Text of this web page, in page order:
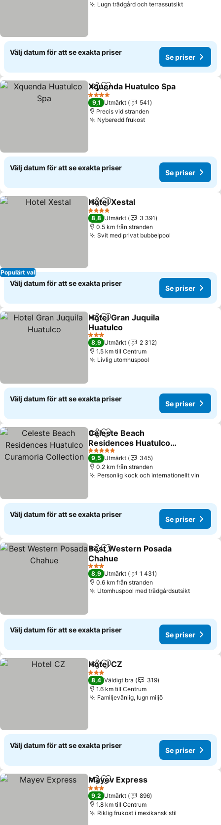
Lugn trädgård och terrassutsiktSe priser
Välj datum för att se exakta priser
Se priser
Dela Lägg till i Mina Favoriter
Xquenda Huatulco Spa
4 Stjärnor
9,1 Utmärkt
541
Precis vid stranden
Nyberedd frukostSe priser
Välj datum för att se exakta priser
Se priser
Populärt val
Dela Lägg till i Mina Favoriter
Hotel Xestal
4 Stjärnor
8,8 Utmärkt
3 391
0.5 km från stranden
Svit med privat bubbelpool
Välj datum för att se exakta priser
Se priser
Dela Lägg till i Mina Favoriter
Hotel Gran Juquila
Huatulco
Se priser
3 Stjärnor
8,9 Utmärkt
2 312
1.5 km till Centrum
Livlig utomhuspool
Välj datum för att se exakta priser
Se priser
Dela Lägg till i Mina Favoriter
Celeste Beach
Residences Huatulco
Curamoria Collection
Se priser
5 Stjärnor
9,5 Utmärkt
345
0.2 km från stranden
Personlig kock och internationellt vin
Välj datum för att se exakta priser
Se priser
Dela Lägg till i Mina Favoriter
Best Western Posada
Chahue
Se priser
3 Stjärnor
8,9 Utmärkt
1 431
0.6 km från stranden
Utomhuspool med trädgårdsutsiktSe
Välj datum för att se exakta priser
Se priser
Dela Lägg till i Mina Favoriter
Hotel CZ
3 Stjärnor
8,4 Väldigt bra
319
1.6 km till Centrum
Familjevänlig, lugn miljöSe priser
Välj datum för att se exakta priser
Se priser
Dela Lägg till i Mina Favoriter
Mayev Express
3 Stjärnor
9,2 Utmärkt
896
1.8 km till Centrum
Riklig frukost i mexikansk stil